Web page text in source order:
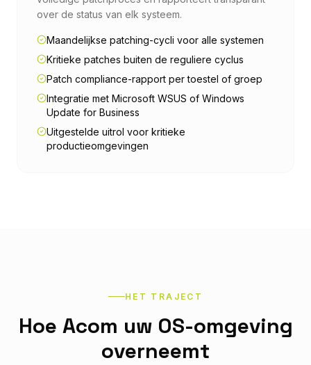
over de status van elk systeem.
Maandelijkse patching-cycli voor alle systemen
Kritieke patches buiten de reguliere cyclus
Patch compliance-rapport per toestel of groep
Integratie met Microsoft WSUS of Windows
Update for Business
Uitgestelde uitrol voor kritieke
productieomgevingen
HET TRAJECT
Hoe Acom uw OS-omgeving
overneemt